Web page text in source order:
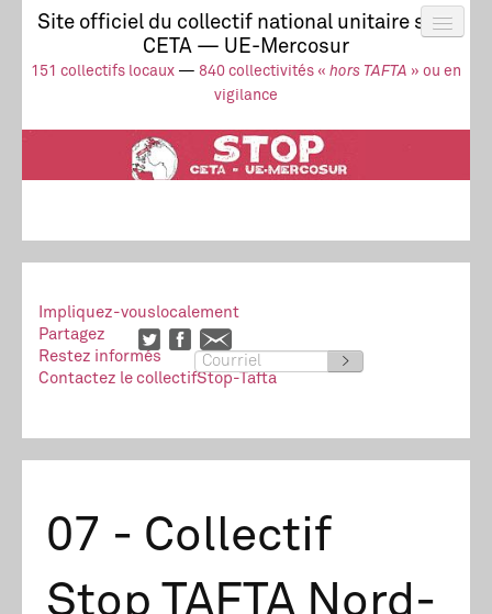
Site officiel du collectif national unitaire stop
CETA — UE-Mercosur
151 collectifs locaux — 840 collectivités « hors TAFTA » ou en
vigilance
Actus
UE-Mercosur
Stop à l’impunité !
TAFTA
CETA
Collectif
Impliquez-vouslocalement
Partagez
Restez informés
>
Contactez le collectifStop-Tafta
07 - Collectif
Stop TAFTA Nord-